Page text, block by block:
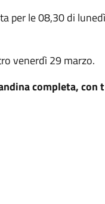
per le 08,30 di
venerdì 29 marzo.
completa,